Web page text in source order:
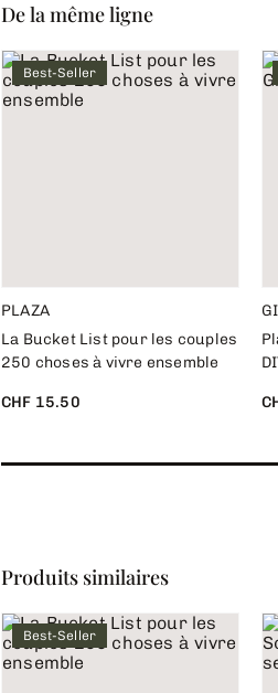
De la même ligne
Best-Seller
PLAZA
La Bucket List pour les couples
250 choses à vivre ensemble
CHF 15.50
Produits similaires
Best-Seller